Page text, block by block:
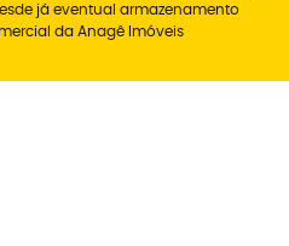
já eventual armazenamento
da Anagê Imóveis